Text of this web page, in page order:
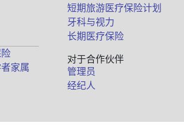
家属
短期旅游医疗保险计划
牙科与视力
长期医疗保险
对于合作伙伴
管理员
经纪人